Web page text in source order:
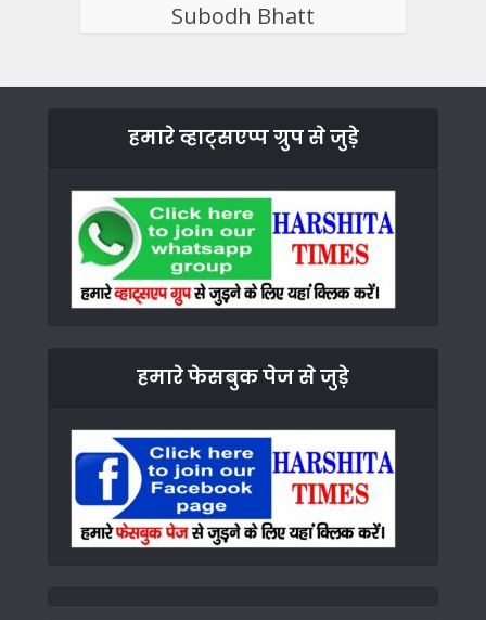
Subodh Bhatt
हमारे व्हाट्सएप्प ग्रुप से जुड़े
हमारे फेसबुक पेज से जुड़े